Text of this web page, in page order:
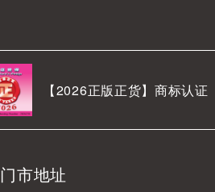
【2026正版正货】商标认证
门市地址